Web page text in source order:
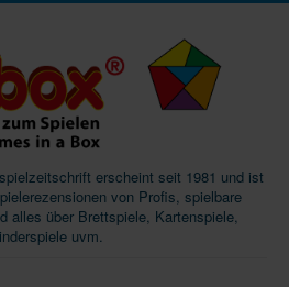
erscheint seit 1981 und ist
von Profis, spielbare
alles über Brettspiele, Kartenspiele,
uvm.